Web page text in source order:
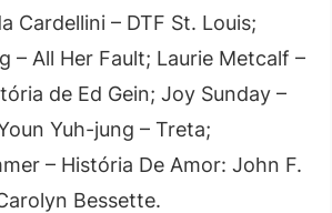
Cardellini – DTF St. Louis;
– All Her Fault; Laurie Metcalf –
de Ed Gein; Joy Sunday –
Yuh-jung – Treta;
– História De Amor: John F.
Bessette.